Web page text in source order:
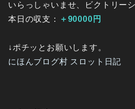
いらっしゃいませ、ビクトリー
本日の収支：
＋90000円
↓ポチッとお願いします。
にほんブログ村 スロット日記